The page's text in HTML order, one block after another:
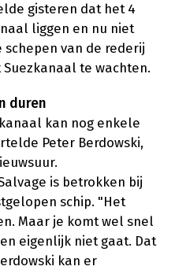
gisteren dat het 4
liggen en nu niet
van de rederij
te wachten.
duren
kan nog enkele
Peter Berdowski,
is betrokken bij
schip. "Het
Maar je komt wel snel
eigenlijk niet gaat. Dat
kan er